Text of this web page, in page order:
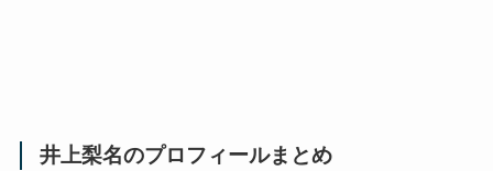
井上梨名のプロフィールまとめ